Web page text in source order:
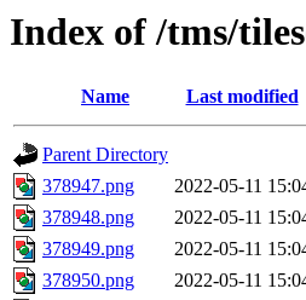
Index of /tms/
Name Last modified
Parent Directory
378947.png
2022-05-11
378948.png
2022-05-11
378949.png
2022-05-11
378950.png
2022-05-11